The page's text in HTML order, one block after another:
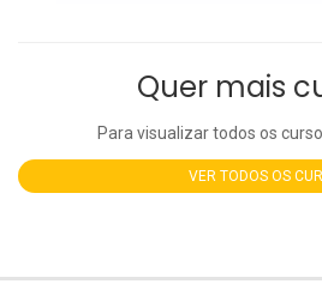
Quer mais
Para visualizar todos os
VER TODOS OS